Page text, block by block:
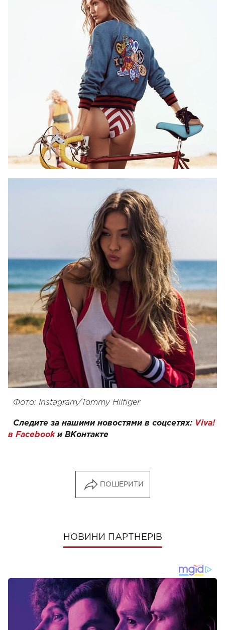
Фото: Instagram/Tommy Hilfiger
Следите за нашими новостями в соцсетях: Viva!
в Facebookи ВКонтакте
ПОШЕРИТИ
НОВИНИ ПАРТНЕРІВ